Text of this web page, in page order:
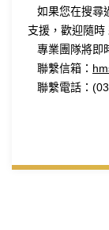
如果您在搜尋
支援，歡迎隨時
專業團隊將即
聯繫信箱：
聯繫電話：